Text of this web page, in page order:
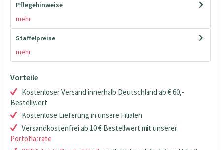
Pflegehinweise
mehr
Staffelpreise
mehr
Vorteile
Kostenloser Versand innerhalb Deutschland ab € 60,-
Bestellwert
Kostenlose Lieferung in unsere Filialen
Versandkostenfrei ab 10 € Bestellwert mit unserer
Portoflatrate